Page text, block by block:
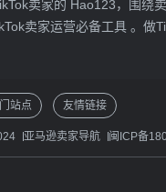
卖家的 Hao123，围绕
卖家运营必备工具 。做
站点 友情链接
亚马逊卖家导航 闽ICP备